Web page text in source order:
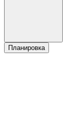
Планировка